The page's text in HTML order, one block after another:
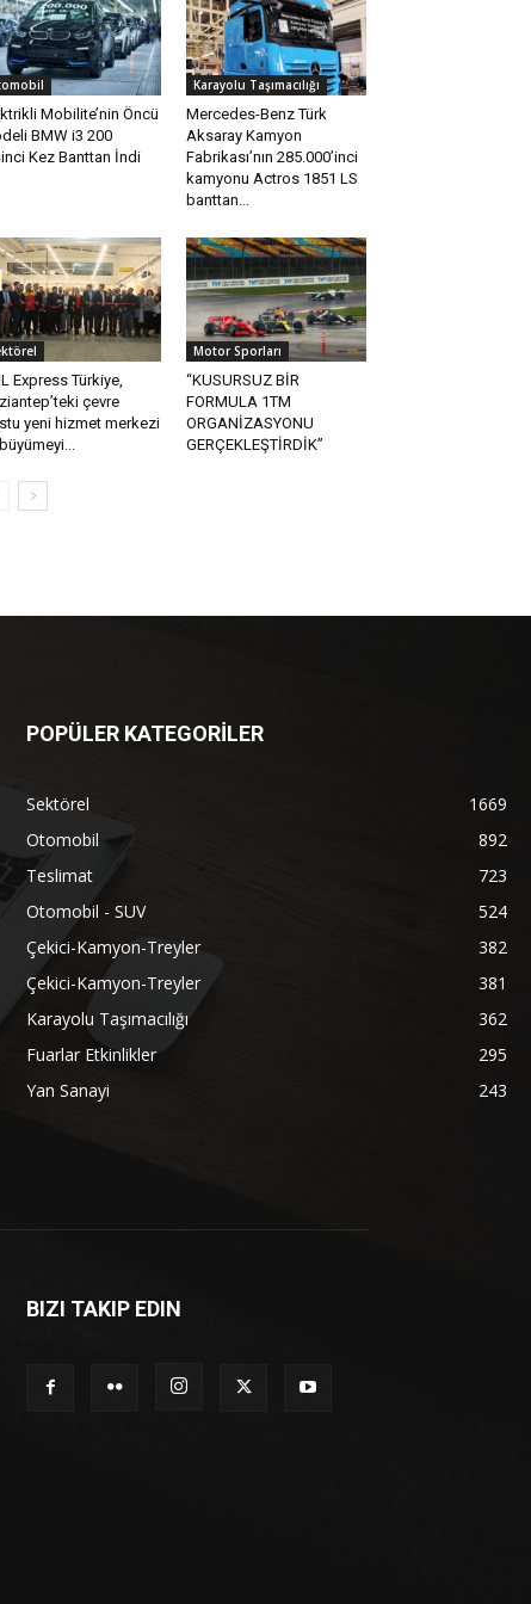
Mobilite’nin Öncü
BMW i3 200
Kez Banttan İndi
Karayolu Taşımacılığı
Mercedes-Benz Türk
Aksaray Kamyon
Fabrikası’nın 285.000’inci
kamyonu Actros 1851 LS
banttan...
Express Türkiye,
çevre
yeni hizmet merkezi
Motor Sporları
“KUSURSUZ BİR
FORMULA 1TM
ORGANİZASYONU
GERÇEKLEŞTİRDİK”
POPÜLER KATEGORİLER
Sektörel
1669
Otomobil
892
Teslimat
723
Otomobil - SUV
524
Çekici-Kamyon-Treyler
382
Çekici-Kamyon-Treyler
381
Karayolu Taşımacılığı
362
Fuarlar Etkinlikler
295
Yan Sanayi
243
BIZI TAKIP EDIN